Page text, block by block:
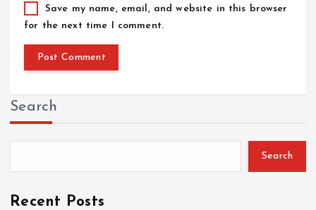
Save my name, email, and website in this browser
for the next time I comment.
Search
Search
Recent Posts